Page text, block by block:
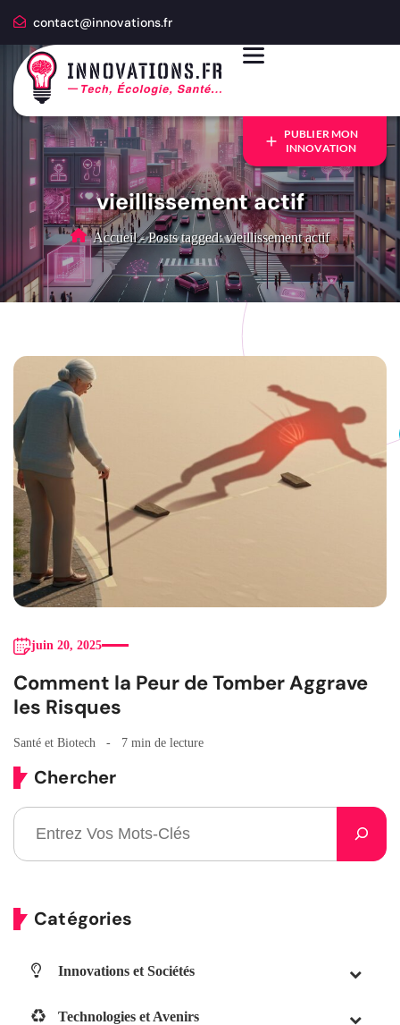
contact@innovations.fr
PUBLIER MON
INNOVATION
vieillissement actif
Accueil - Posts tagged: vieillissement actif
juin 20, 2025
Comment la Peur de Tomber Aggrave
les Risques
Santé et Biotech 7 min de lecture
Chercher
Catégories
Innovations et Sociétés
Technologies et Avenirs